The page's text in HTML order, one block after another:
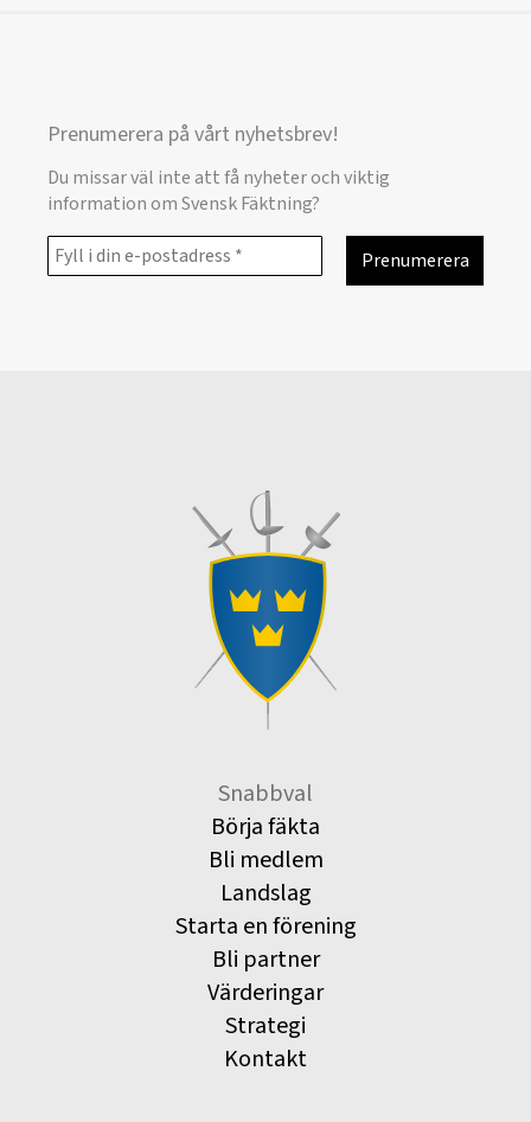
Prenumerera på vårt nyhetsbrev!
Du missar väl inte att få nyheter och viktig
information om Svensk Fäktning?
Snabbval
Börja fäkta
Bli medlem
Landslag
Starta en förening
Bli partner
Värderingar
Strategi
Kontakt